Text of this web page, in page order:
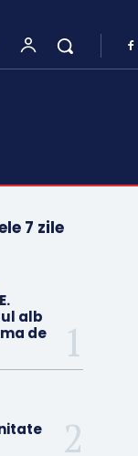
7 zile
alb
de